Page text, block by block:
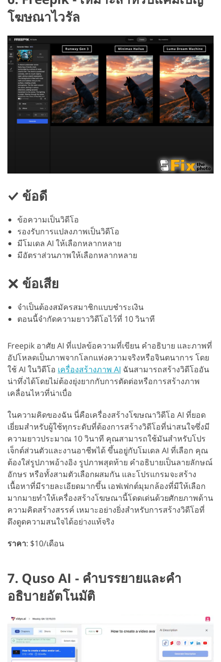
โฆษณาไวรัล
ข้อดี
ข้อความเป็นวิดีโอ
รองรับการแปลงภาพเป็นวิดีโอ
มีโมเดล AI ให้เลือกหลากหลาย
มีอัตราส่วนภาพให้เลือกหลากหลาย
ข้อเสีย
จำเป็นต้องสมัครสมาชิกแบบชำระเงิน
ตอนนี้จำกัดความยาววิดีโอไว้ที่ 10 วินาที
Freepik อาศัย AI ที่แปลข้อความที่เขียน คำอธิบาย และภาพที่
อัปโหลดเป็นภาพจากโลกแห่งความจริงหรือจินตนาการ โดย
ใช้ AI ในวิดีโอ เครื่องสร้างภาพ AI ฉันสามารถสร้างวิดีโออัน
น่าทึ่งได้โดยไม่ต้องยุ่งยากกับการตัดต่อหรือการสร้างภาพ
เคลื่อนไหวที่น่าเบื่อ
ในความคิดของฉัน นี่คือเครื่องสร้างโฆษณาวิดีโอ AI ที่ยอด
เยี่ยมสำหรับผู้ใช้ทุกระดับที่ต้องการสร้างวิดีโอที่น่าสนใจซึ่งมี
ความยาวประมาณ 10 วินาที คุณสามารถใช้มันสำหรับโปร
เจ็กต์ส่วนตัวและงานอาชีพได้ ขึ้นอยู่กับโมเดล AI ที่เลือก คุณ
ต้องใส่รูปภาพอ้างอิง รูปภาพสุดท้าย คำอธิบายเป็นลายลักษณ์
อักษร หรือทั้งสามตัวเลือกผสมกัน และโปรแกรมจะสร้าง
เนื้อหาที่มีรายละเอียดมากขึ้น เอฟเฟกต์มุมกล้องที่มีให้เลือก
มากมายทำให้เครื่องสร้างโฆษณานี้โดดเด่นด้วยศักยภาพด้าน
ความคิดสร้างสรรค์ เหมาะอย่างยิ่งสำหรับการสร้างวิดีโอที่
ดึงดูดความสนใจได้อย่างแท้จริง
ราคา: $10/เดือน
7. Quso AI - คำบรรยายและคำ
อธิบายอัตโนมัติ